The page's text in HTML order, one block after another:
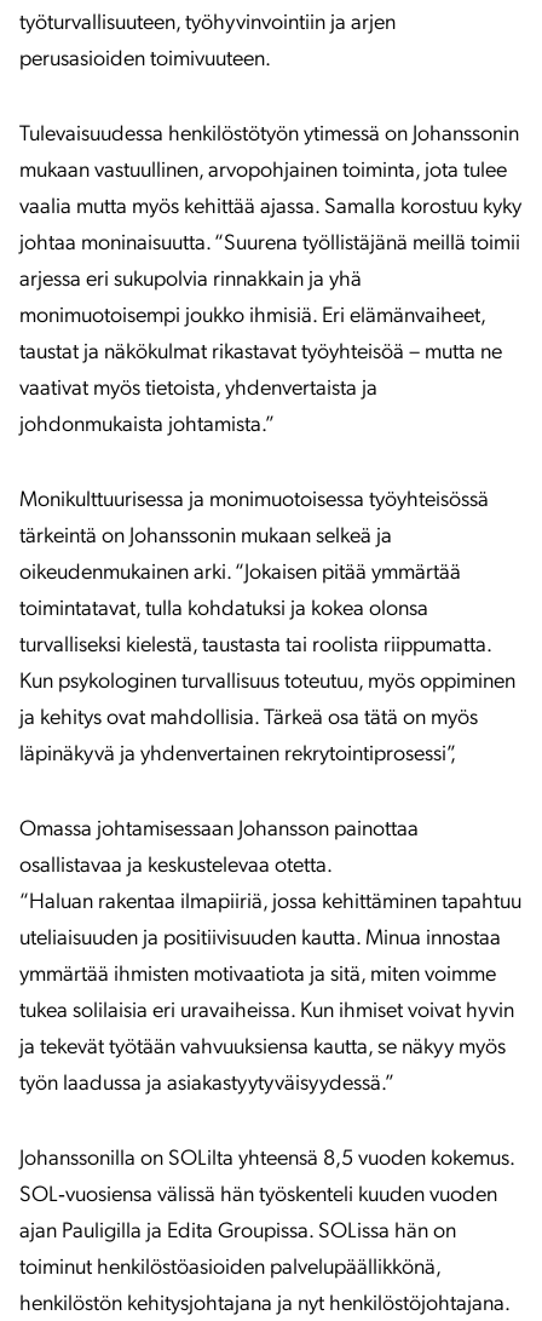
työturvallisuuteen, työhyvinvointiin ja arjen
perusasioiden toimivuuteen.
Tulevaisuudessa henkilöstötyön ytimessä on Johanssonin
mukaan vastuullinen, arvopohjainen toiminta, jota tulee
vaalia mutta myös kehittää ajassa. Samalla korostuu kyky
johtaa moninaisuutta. “Suurena työllistäjänä meillä toimii
arjessa eri sukupolvia rinnakkain ja yhä
monimuotoisempi joukko ihmisiä. Eri elämänvaiheet,
taustat ja näkökulmat rikastavat työyhteisöä – mutta ne
vaativat myös tietoista, yhdenvertaista ja
johdonmukaista johtamista.”
Monikulttuurisessa ja monimuotoisessa työyhteisössä
tärkeintä on Johanssonin mukaan selkeä ja
oikeudenmukainen arki. “Jokaisen pitää ymmärtää
toimintatavat, tulla kohdatuksi ja kokea olonsa
turvalliseksi kielestä, taustasta tai roolista riippumatta.
Kun psykologinen turvallisuus toteutuu, myös oppiminen
ja kehitys ovat mahdollisia. Tärkeä osa tätä on myös
läpinäkyvä ja yhdenvertainen rekrytointiprosessi”,
Omassa johtamisessaan Johansson painottaa
osallistavaa ja keskustelevaa otetta.
“Haluan rakentaa ilmapiiriä, jossa kehittäminen tapahtuu
uteliaisuuden ja positiivisuuden kautta. Minua innostaa
ymmärtää ihmisten motivaatiota ja sitä, miten voimme
tukea solilaisia eri uravaiheissa. Kun ihmiset voivat hyvin
ja tekevät työtään vahvuuksiensa kautta, se näkyy myös
työn laadussa ja asiakastyytyväisyydessä.”
Johanssonilla on SOLilta yhteensä 8,5 vuoden kokemus.
SOL‑vuosiensa välissä hän työskenteli kuuden vuoden
ajan Pauligilla ja Edita Groupissa. SOLissa hän on
toiminut henkilöstöasioiden palvelupäällikkönä,
henkilöstön kehitysjohtajana ja nyt henkilöstöjohtajana.